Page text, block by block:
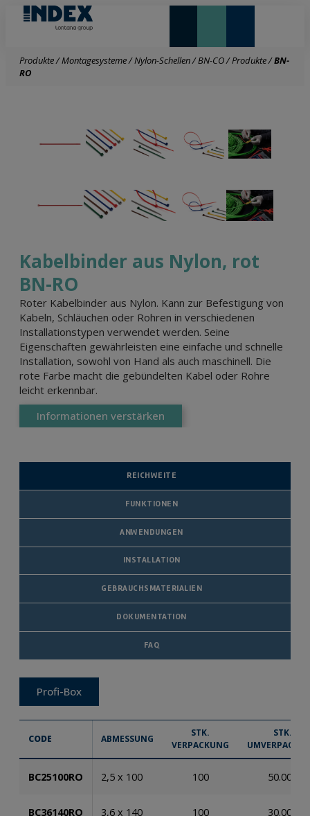
Produkte/Montagesysteme/Nylon-Schellen/BN-CO/Produkte/BN-
RO
Kabelbinder aus Nylon, rot
BN-RO
Roter Kabelbinder aus Nylon. Kann zur Befestigung von
Kabeln, Schläuchen oder Rohren in verschiedenen
Installationstypen verwendet werden. Seine
Eigenschaften gewährleisten eine einfache und schnelle
Installation, sowohl von Hand als auch maschinell. Die
rote Farbe macht die gebündelten Kabel oder Rohre
leicht erkennbar.
Informationen verstärken
REICHWEITE
FUNKTIONEN
ANWENDUNGEN
INSTALLATION
GEBRAUCHSMATERIALIEN
DOKUMENTATION
FAQ
Profi-Box
CODE ABMESSUNG
STK.
VERPACKUNG
STK.
BC25100RO 2,5 x 100 100 50.000
BC36140RO 3,6 x 140 100 30.000